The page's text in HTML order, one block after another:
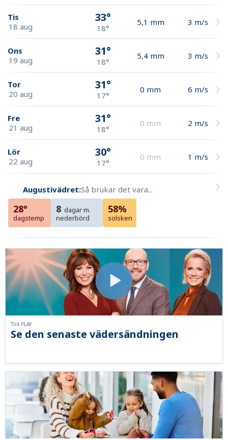
Tis
18 aug
33°
18°
5,1 mm 3 m/s
Ons
19 aug
31°
18°
5,4 mm 3 m/s
Tor
20 aug
31°
17°
0 mm 6 m/s
Fre
21 aug
31°
18°
0 mm 2 m/s
Lör
22 aug
30°
17°
0 mm 1 m/s
Augustivädret:Så brukar det vara...
28°
dagstemp
8 dagar m.
nederbörd
58%
solsken
Se den senaste vädersändningen
TV4 PLAY